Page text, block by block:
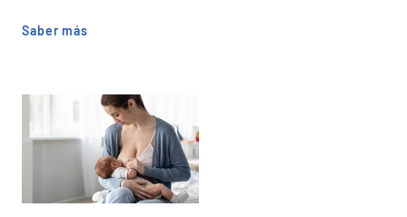
Saber más